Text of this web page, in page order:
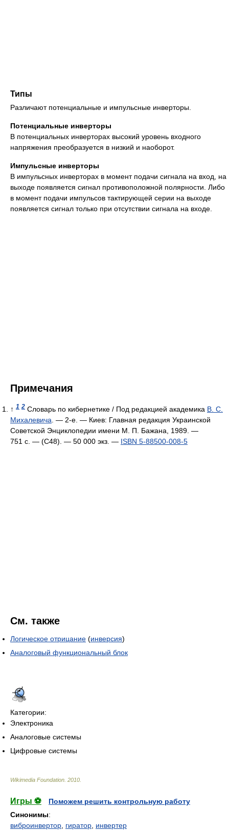
Типы
Различают потенциальные и импульсные инверторы.
Потенциальные инверторы
В потенциальных инверторах высокий уровень входного
напряжения преобразуется в низкий и наоборот.
Импульсные инверторы
В импульсных инверторах в момент подачи сигнала на вход, на
выходе появляется сигнал противоположной полярности. Либо
в момент подачи импульсов тактирующей серии на выходе
появляется сигнал только при отсутствии сигнала на входе.
Примечания
↑ 1 2 Словарь по кибернетике / Под редакцией академика В. С.
Михалевича . — 2-е. — Киев: Главная редакция Украинской
Советской Энциклопедии имени М. П. Бажана, 1989. —
751 с. — (С48). — 50 000 экз. — ISBN 5-88500-008-5
См. также
Логическое отрицание (инверсия)
Аналоговый функциональный блок
Категории:
Электроника
Аналоговые системы
Цифровые системы
Wikimedia Foundation 2010
Игры ⚽
Поможем решить контрольную работу
Синонимы:
виброинвертор гиратор инвертер